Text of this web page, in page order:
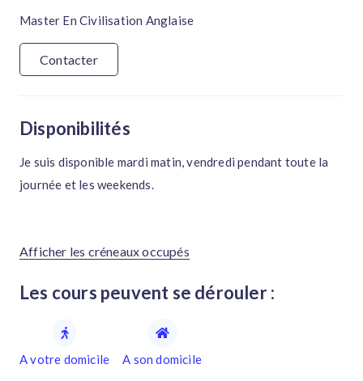
Master En Civilisation Anglaise
Contacter
Disponibilités
Je suis disponible mardi matin, vendredi pendant toute la
journée et les weekends.
Afficher les créneaux occupés
Les cours peuvent se dérouler :
A votre domicile A son domicile